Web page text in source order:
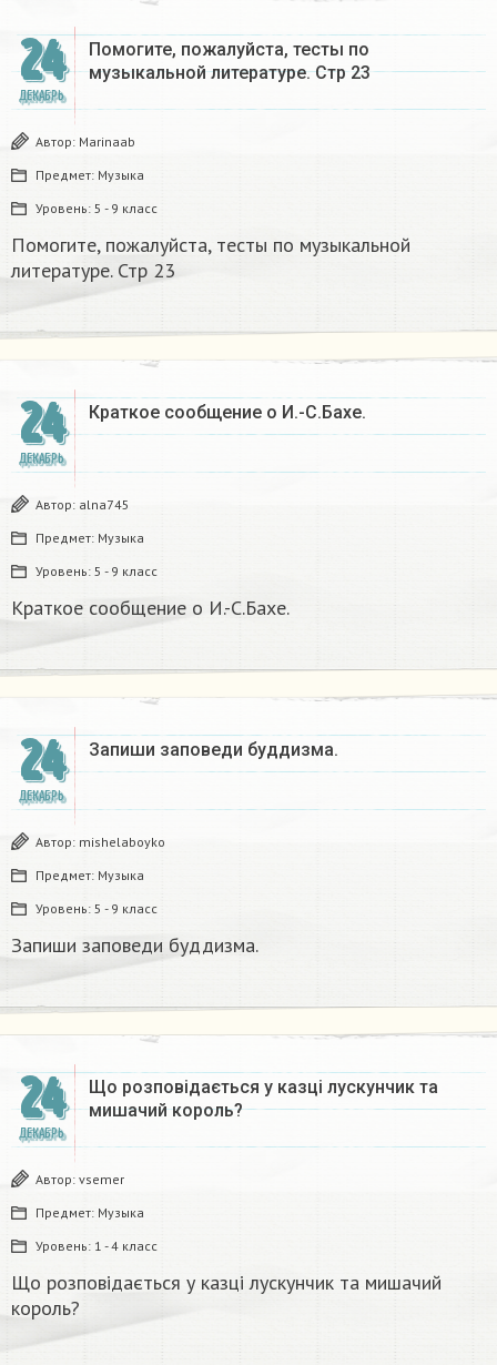
24
ДЕКАБРЬ
Помогите, пожалуйста, тесты по
музыкальной литературе. Стр 23
Автор: Marinaab
Предмет: Музыка
Уровень: 5 - 9 класс
Помогите, пожалуйста, тесты по музыкальной
литературе. Стр 23
24
ДЕКАБРЬ
Краткое сообщение о И.-С.Бахе.
Автор: alna745
Предмет: Музыка
Уровень: 5 - 9 класс
Краткое сообщение о И.-С.Бахе.
24
ДЕКАБРЬ
Запиши заповеди буддизма.​
Автор: mishelaboyko
Предмет: Музыка
Уровень: 5 - 9 класс
Запиши заповеди буддизма.​
24
ДЕКАБРЬ
Що розповідається у казці лускунчик та
мишачий король?
Автор: vsemer
Предмет: Музыка
Уровень: 1 - 4 класс
Що розповідається у казці лускунчик та мишачий
король?